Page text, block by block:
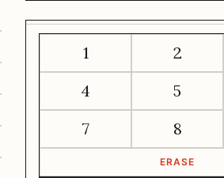
1 2
4
5
7
8
ERASE